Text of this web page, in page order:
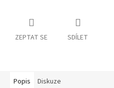
ZEPTAT SE SDÍLET
Popis Diskuze